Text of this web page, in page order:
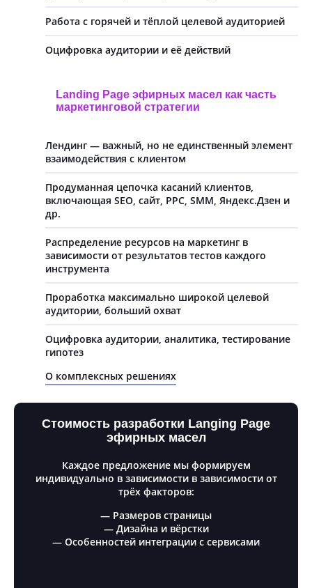
Работа с горячей и тёплой целевой аудиторией
Оцифровка аудитории и её действий
Landing Page эфирных масел как часть
маркетинговой стратегии
Лендинг — важный, но не единственный элемент
взаимодействия с клиентом
Продуманная цепочка касаний клиентов,
включающая SEO, сайт, PPC, SMM, Яндекс.Дзен и
др.
Распределение ресурсов на маркетинг в
зависимости от результатов тестов каждого
инструмента
Проработка максимально широкой целевой
аудитории, больший охват
Оцифровка аудитории, аналитика, тестирование
гипотез
О комплексных решениях
Стоимость разработки Langing Page
эфирных масел
Каждое предложение мы формируем
индивидуально в зависимости в зависимости от
трёх факторов:
— Размеров страницы
— Дизайна и вёрстки
— Особенностей интеграции с сервисами